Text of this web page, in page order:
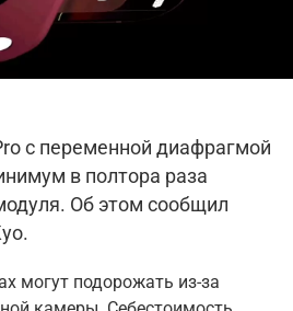
с переменной диафрагмой
в полтора раза
Об этом сообщил
могут подорожать из-за